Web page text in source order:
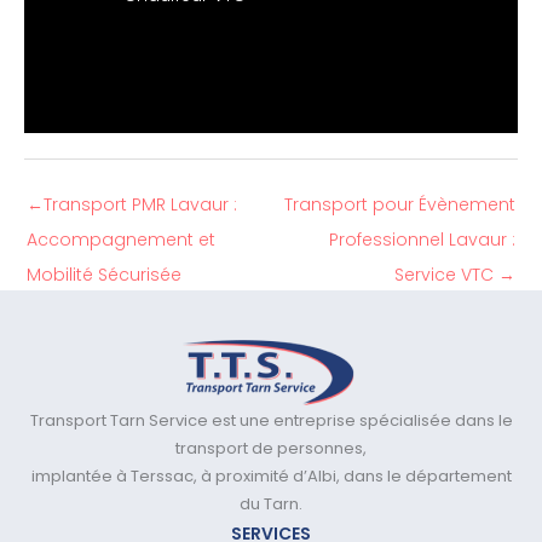
←Transport PMR Lavaur :
Accompagnement et
Mobilité Sécurisée
Transport pour Évènement
Professionnel Lavaur :
Service VTC →
Transport Tarn Service est une entreprise spécialisée dans le
transport de personnes,
implantée à Terssac, à proximité d’Albi, dans le département
du Tarn.
SERVICES